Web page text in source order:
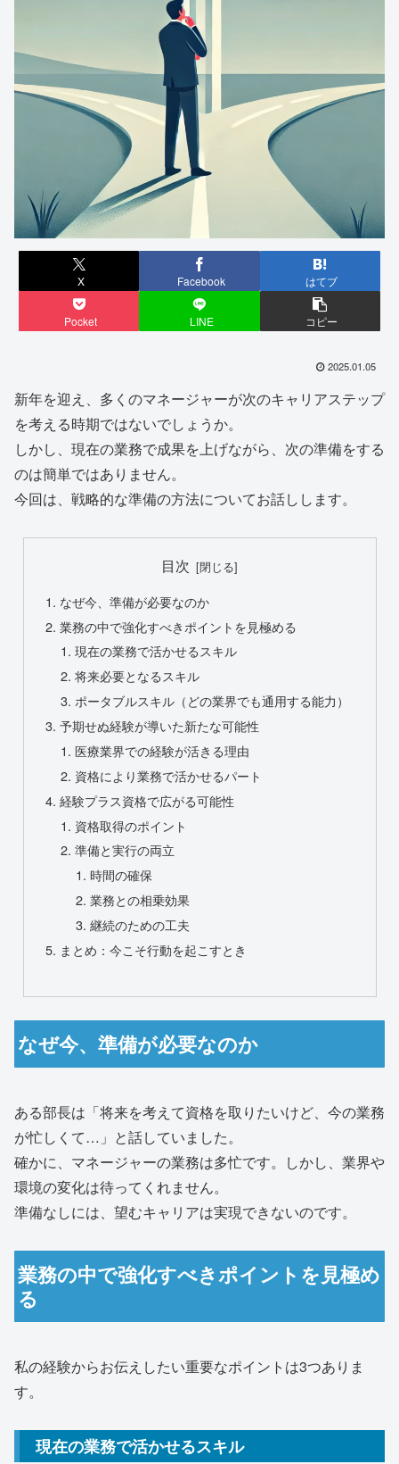
X Facebook はてブ
Pocket LINE コピー
2025.01.05
新年を迎え、多くのマネージャーが次のキャリアステップ
を考える時期ではないでしょうか。
しかし、現在の業務で成果を上げながら、次の準備をする
のは簡単ではありません。
今回は、戦略的な準備の方法についてお話しします。
目次
なぜ今、準備が必要なのか
業務の中で強化すべきポイントを見極める
現在の業務で活かせるスキル
将来必要となるスキル
ポータブルスキル（どの業界でも通用する能力）
予期せぬ経験が導いた新たな可能性
医療業界での経験が活きる理由
資格により業務で活かせるパート
経験プラス資格で広がる可能性
資格取得のポイント
準備と実行の両立
時間の確保
業務との相乗効果
継続のための工夫
まとめ：今こそ行動を起こすとき
なぜ今、準備が必要なのか
ある部長は「将来を考えて資格を取りたいけど、今の業務
が忙しくて…」と話していました。
確かに、マネージャーの業務は多忙です。しかし、業界や
環境の変化は待ってくれません。
準備なしには、望むキャリアは実現できないのです。
業務の中で強化すべきポイントを見極め
る
私の経験からお伝えしたい重要なポイントは3つありま
す。
現在の業務で活かせるスキル